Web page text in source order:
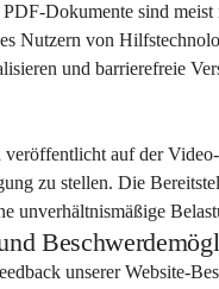
Dokumente sind
Nutzern von
und barrierefreie
veröffentlicht auf der
zu stellen. Die
unverhältnismäßige
unserer Website-